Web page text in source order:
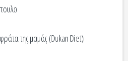
της μαμάς (Dukan Diet)